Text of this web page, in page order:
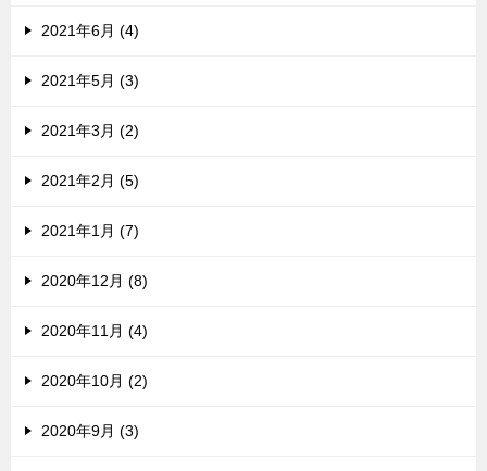
2021年6月 (4)
2021年5月 (3)
2021年3月 (2)
2021年2月 (5)
2021年1月 (7)
2020年12月 (8)
2020年11月 (4)
2020年10月 (2)
2020年9月 (3)